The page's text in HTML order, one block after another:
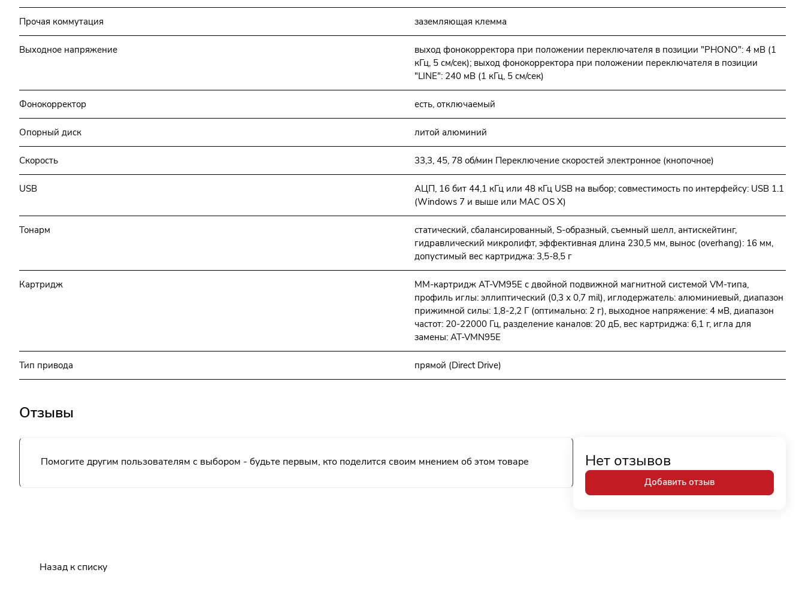
Прочая коммутация заземляющая клемма
Выходное напряжение
выход фонокорректора при положении переключателя в позиции "PHONO": 4 мВ (1
кГц, 5 см/сек); выход фонокорректора при положении переключателя в позиции
"LINE": 240 мВ (1 кГц, 5 см/сек)
Фонокорректор есть, отключаемый
Опорный диск литой алюминий
Скорость 33,3, 45, 78 об/мин Переключение скоростей электронное (кнопочное)
USB
АЦП, 16 бит 44,1 кГц или 48 кГц USB на выбор; совместимость по интерфейсу: USB 1.1
(Windows 7 и выше или MAC OS X)
Тонарм
статический, сбалансированный, S-образный, съемный шелл, антискейтинг,
гидравлический микролифт, эффективная длина 230,5 мм, вынос (overhang): 16 мм,
допустимый вес картриджа: 3,5-8,5 г
Картридж
MM-картридж AT-VM95E с двойной подвижной магнитной системой VM-типа,
профиль иглы: эллиптический (0,3 х 0,7 mil), иглодержатель: алюминиевый, диапазон
прижимной силы: 1,8-2,2 Г (оптимально: 2 г), выходное напряжение: 4 мВ, диапазон
частот: 20-22000 Гц, разделение каналов: 20 дБ, вес картриджа: 6,1 г, игла для
замены: AT-VMN95E
Тип привода прямой (Direct Drive)
Отзывы
Помогите другим пользователям с выбором - будьте первым, кто поделится своим мнением об этом товаре Нет отзывов
Добавить отзыв
Назад к списку